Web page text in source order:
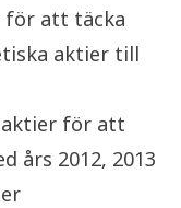
för att täcka
aktier till
aktier för att
års 2012, 2013